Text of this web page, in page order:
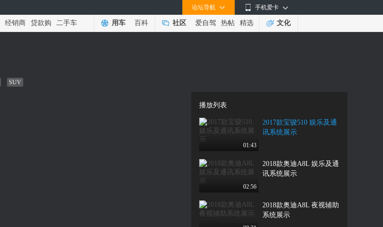
手机爱卡
论坛导航
经销商 贷款购 二手车 用车 百科 社区 爱自驾 热帖 精选 文化
SUV
播放列表
01:43
2017款宝骏510 娱乐及通
讯系统展示
02:56
2018款奥迪A8L 娱乐及通
讯系统展示
2018款奥迪A8L 夜视辅助
系统展示